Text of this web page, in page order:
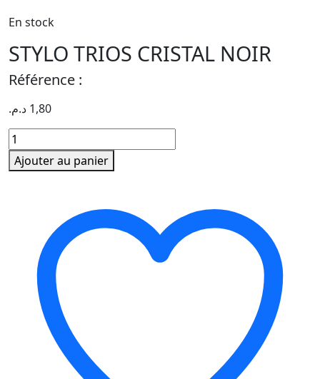
En stock
STYLO TRIOS CRISTAL NOIR
Référence :
1,80 د.م.
quantité
de
STYLO
Ajouter au panier